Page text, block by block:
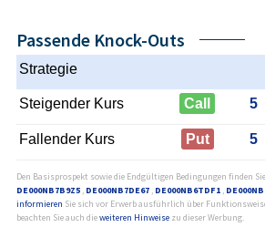
Passende Knock-Outs
Strategie
Steigender Kurs Call 5
Fallender Kurs Put 5
Den Basisprospekt sowie die Endgültigen Bedingungen finden
DE000NB7B9Z5 , DE000NB7DE67 , DE000NB6TDF1 ,
informieren Sie sich vor Erwerb ausführlich über
beachten Sie auch dieweiteren Hinweise zu dieser Werbung.